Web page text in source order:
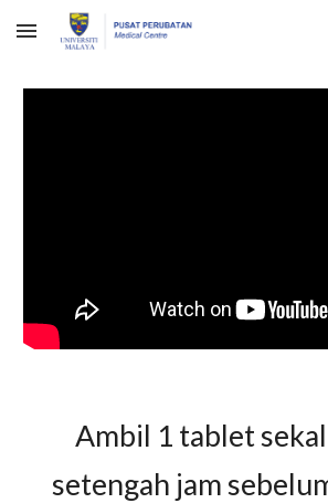
Skip to main content
Ambil 1 tablet
setengah jam